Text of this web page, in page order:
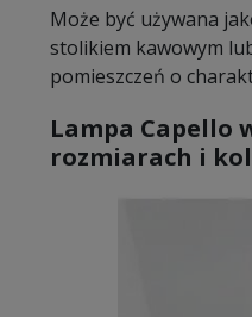
Może być używana
stolikiem kawowym
pomieszczeń o
Lampa Capello
rozmiarach i